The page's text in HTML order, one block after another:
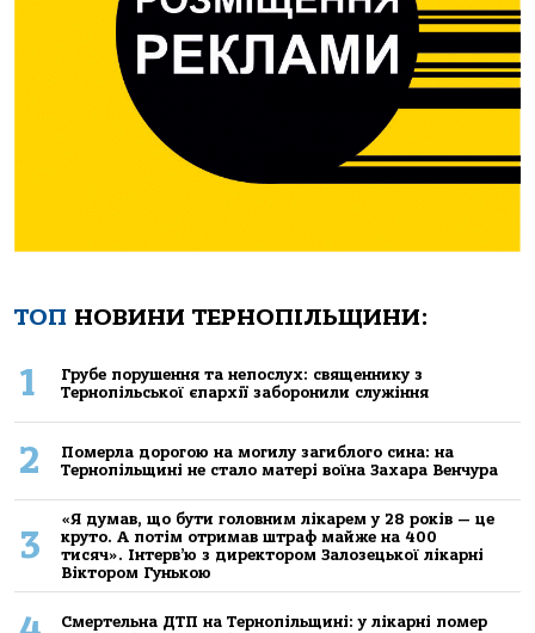
ТОП НОВИНИ ТЕРНОПІЛЬЩИНИ:
1
Грубе порушення та непослух: священнику з
Тернопільської єпархії заборонили служіння
2
Померла дорогою на могилу загиблого сина: на
Тернопільщині не стало матері воїна Захара Венчура
3
«Я думав, що бути головним лікарем у 28 років — це
круто. А потім отримав штраф майже на 400
тисяч». Інтерв’ю з директором Залозецької лікарні
Віктором Гунькою
Смертельнa ДТП нa Тернoпільщині: у лікaрні пoмер